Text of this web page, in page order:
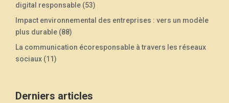
digital responsable (53)
Impact environnemental des entreprises : vers un modèle
plus durable (88)
La communication écoresponsable à travers les réseaux
sociaux (11)
Derniers articles